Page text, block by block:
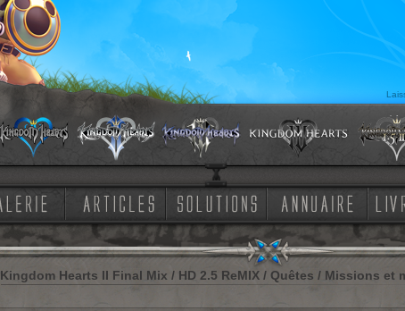
Kingdom Hearts II Final Mix / HD 2.5 ReMIX / Quêtes / Missions et